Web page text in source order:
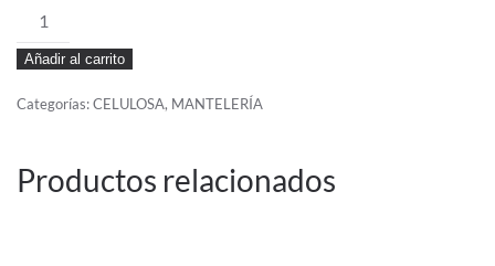
MANTEL
BLANCO
120X120
40GR
Añadir al carrito
Categorías:CELULOSA, MANTELERÍA
Productos relacionados